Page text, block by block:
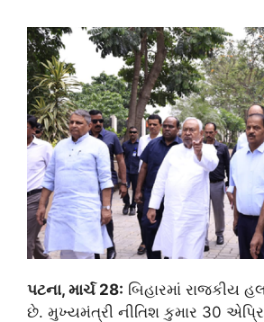
પટના, માર્ચ 28: બિહારમાં રાજકીય
છે. મુખ્યમંત્રી નીતિશ કુમાર 30